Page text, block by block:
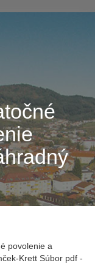
povolenie a
Krett Súbor pdf -